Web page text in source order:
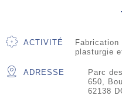
ACTIVITÉ
plasturgie
ADRESSE
Parc
650,
62138